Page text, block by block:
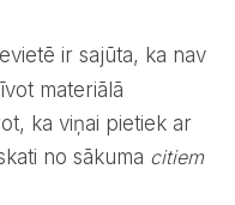
ir sajūta, ka nav
materiālā
ka viņai pietiek ar
no sākuma citiem